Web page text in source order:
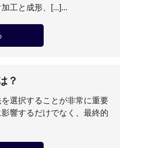
工と成形、[...]...
？
選択することが非常に重要
響するだけでなく、最終的